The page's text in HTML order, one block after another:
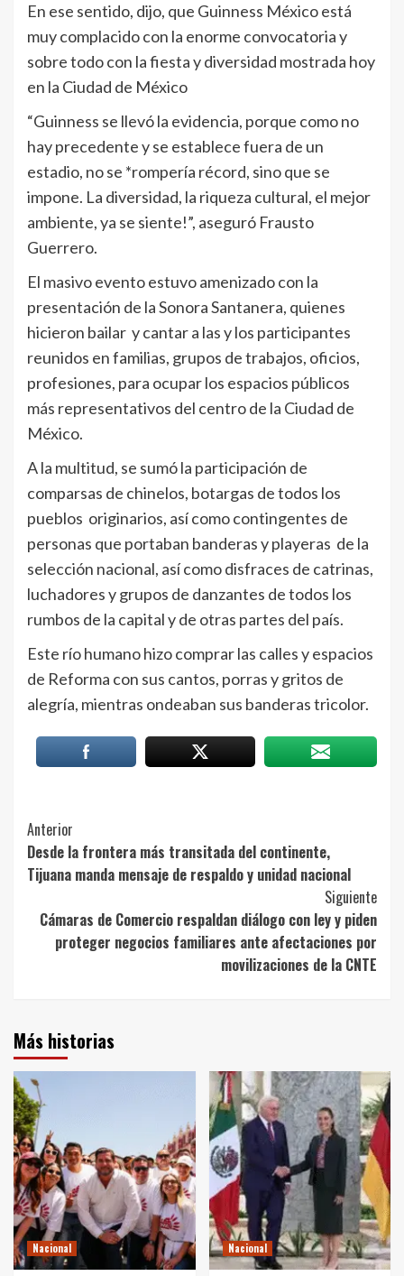
En ese sentido, dijo, que Guinness México está
muy complacido con la enorme convocatoria y
sobre todo con la fiesta y diversidad mostrada hoy
en la Ciudad de México
“Guinness se llevó la evidencia, porque como no
hay precedente y se establece fuera de un
estadio, no se *rompería récord, sino que se
impone. La diversidad, la riqueza cultural, el mejor
ambiente, ya se siente!”, aseguró Frausto
Guerrero.
El masivo evento estuvo amenizado con la
presentación de la Sonora Santanera, quienes
hicieron bailar y cantar a las y los participantes
reunidos en familias, grupos de trabajos, oficios,
profesiones, para ocupar los espacios públicos
más representativos del centro de la Ciudad de
México.
A la multitud, se sumó la participación de
comparsas de chinelos, botargas de todos los
pueblos originarios, así como contingentes de
personas que portaban banderas y playeras de la
selección nacional, así como disfraces de catrinas,
luchadores y grupos de danzantes de todos los
rumbos de la capital y de otras partes del país.
Este río humano hizo comprar las calles y espacios
de Reforma con sus cantos, porras y gritos de
alegría, mientras ondeaban sus banderas tricolor.
Post
Navigation
Anterior
Desde la frontera más transitada del continente,
Tijuana manda mensaje de respaldo y unidad nacional
Siguiente
Cámaras de Comercio respaldan diálogo con ley y piden
proteger negocios familiares ante afectaciones por
movilizaciones de la CNTE
Más historias
Nacional Nacional